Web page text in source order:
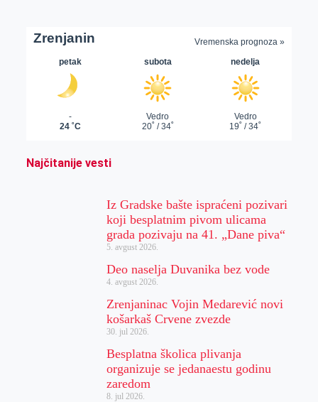
Najčitanije vesti
Iz Gradske bašte ispraćeni pozivari
koji besplatnim pivom ulicama
grada pozivaju na 41. „Dane piva“
5. avgust 2026.
Deo naselja Duvanika bez vode
4. avgust 2026.
Zrenjaninac Vojin Medarević novi
košarkaš Crvene zvezde
30. jul 2026.
Besplatna školica plivanja
organizuje se jedanaestu godinu
zaredom
8. jul 2026.